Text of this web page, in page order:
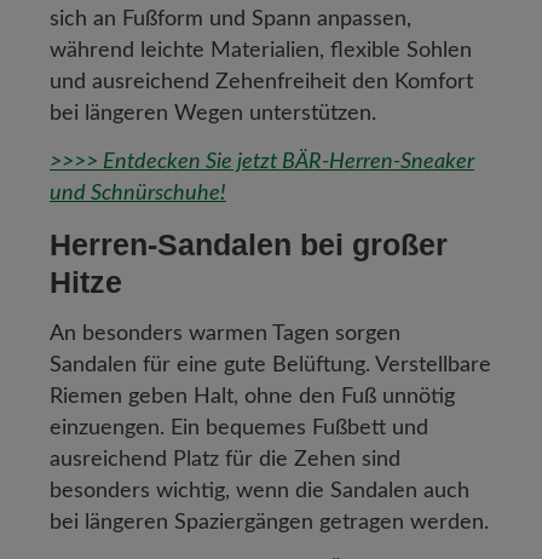
sich an Fußform und Spann anpassen,
während leichte Materialien, flexible Sohlen
und ausreichend Zehenfreiheit den Komfort
bei längeren Wegen unterstützen.
>>>> Entdecken Sie jetzt BÄR-Herren-Sneaker
und Schnürschuhe!
Herren-Sandalen bei großer
Hitze
An besonders warmen Tagen sorgen
Sandalen für eine gute Belüftung. Verstellbare
Riemen geben Halt, ohne den Fuß unnötig
einzuengen. Ein bequemes Fußbett und
ausreichend Platz für die Zehen sind
besonders wichtig, wenn die Sandalen auch
bei längeren Spaziergängen getragen werden.